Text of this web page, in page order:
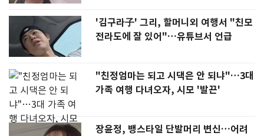
'김구라子' 그리, 할머니외 여행서 "친모
전라도에 잘 있어"…유튜브서 언급
"친정엄마는 되고 시댁은 안 되냐"…3대
가족 여행 다녀오자, 시모 '발끈'
장윤정, 뱅스타일 단발머리 변신…어려